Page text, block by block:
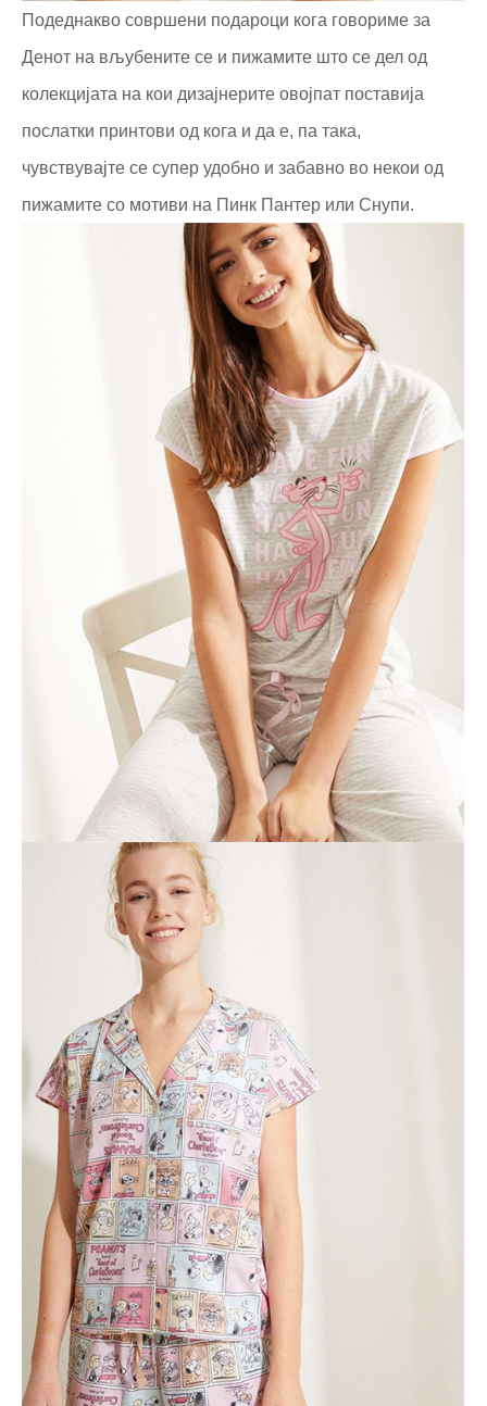
Подеднакво совршени подароци кога говориме за
Денот на вљубените се и пижамите што се дел од
колекцијата на кои дизајнерите овојпат поставија
послатки принтови од кога и да е, па така,
чувствувајте се супер удобно и забавно во некои од
пижамите со мотиви на Пинк Пантер или Снупи.